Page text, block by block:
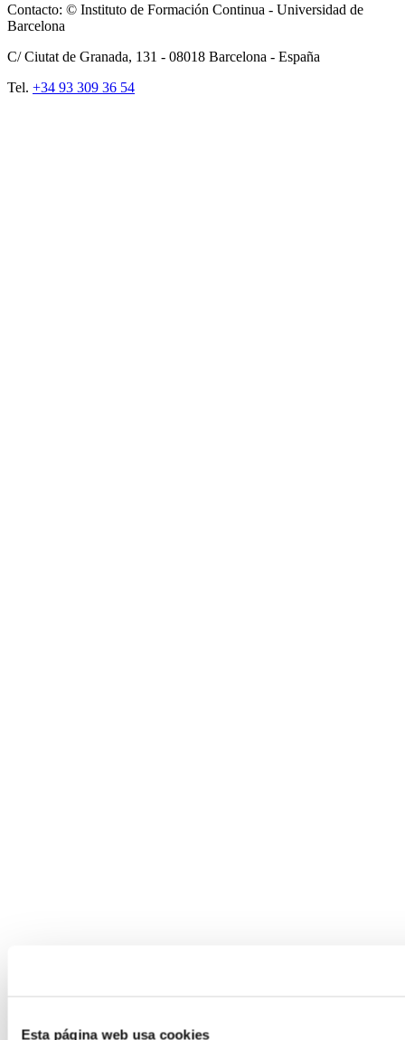
Esta página web usa cookies
Contacto: © Instituto de Formación Continua - Universidad de
Barcelona
C/ Ciutat de Granada, 131 - 08018 Barcelona - España
Tel. +34 93 309 36 54